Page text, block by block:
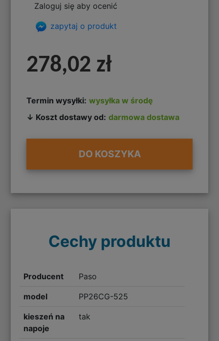
Zaloguj się aby ocenić
zapytaj o produkt
278,02 zł
Termin wysyłki: wysyłka w środę
↓ Koszt dostawy od: darmowa dostawa
DO KOSZYKA
Cechy produktu
Producent Paso
model PP26CG-525
kieszeń na
napoje
tak